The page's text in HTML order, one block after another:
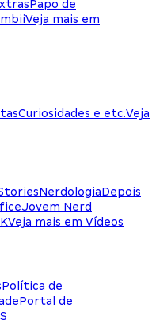
Papo de
Veja mais em
Curiosidades e etc.Veja
NerdologiaDepois
Jovem Nerd
Veja mais em Vídeos
Política de
Portal de